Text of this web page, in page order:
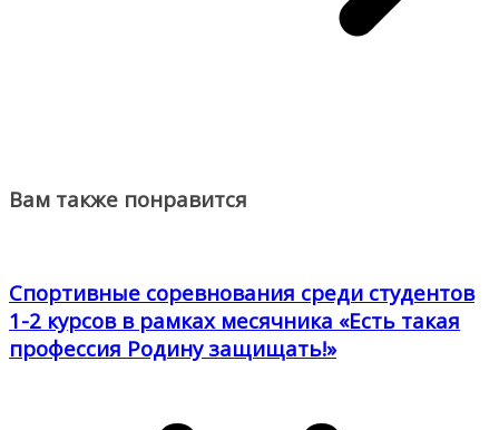
Вам также понравится
Спортивные соревнования среди студентов
1-2 курсов в рамках месячника «Есть такая
профессия Родину защищать!»